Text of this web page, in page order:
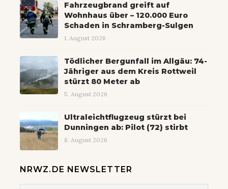
Fahrzeugbrand greift auf
Wohnhaus über – 120.000 Euro
Schaden in Schramberg-Sulgen
1. August 2026
Tödlicher Bergunfall im Allgäu: 74-
Jähriger aus dem Kreis Rottweil
stürzt 80 Meter ab
5. August 2026
Ultraleichtflugzeug stürzt bei
Dunningen ab: Pilot (72) stirbt
8. August 2026
NRWZ.DE NEWSLETTER